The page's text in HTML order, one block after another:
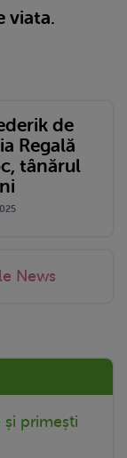
viata.
de
Regală
tânărul
News
primești